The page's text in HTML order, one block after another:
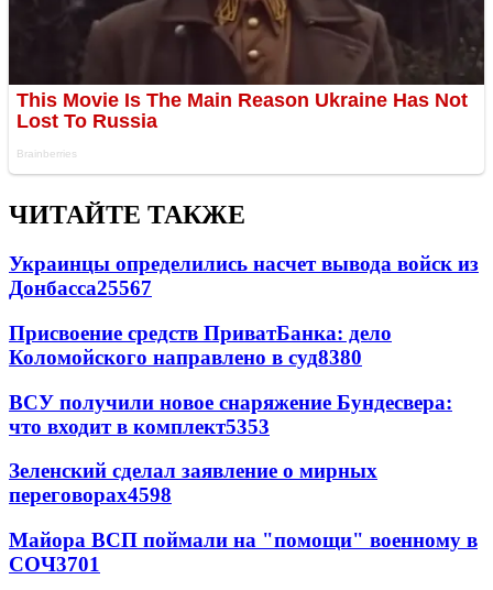
ЧИТАЙТЕ ТАКЖЕ
Украинцы определились насчет вывода войск из
Донбасса25567
Присвоение средств ПриватБанка: дело
Коломойского направлено в суд8380
ВСУ получили новое снаряжение Бундесвера:
что входит в комплект5353
Зеленский сделал заявление о мирных
переговорах4598
Майора ВСП поймали на "помощи" военному в
СОЧ3701